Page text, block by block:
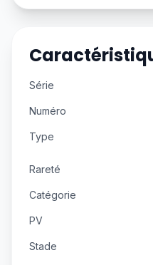
Série
Numéro
Type
Rareté
Catégorie
PV
Stade